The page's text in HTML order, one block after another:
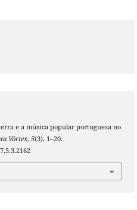
e a música popular portuguesa no
Vórtex, 5(3), 1–20.